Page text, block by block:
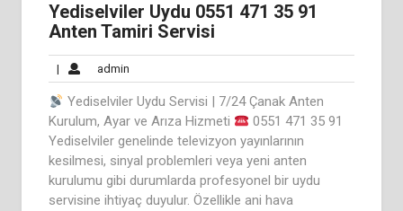
Yediselviler Uydu 0551 471 35 91
Anten Tamiri Servisi
| admin
Yediselviler Uydu Servisi | 7/24 Çanak Anten
Kurulum, Ayar ve Arıza Hizmeti
0551 471 35 91
Yediselviler genelinde televizyon yayınlarının
kesilmesi, sinyal problemleri veya yeni anten
kurulumu gibi durumlarda profesyonel bir uydu
servisine ihtiyaç duyulur. Özellikle ani hava